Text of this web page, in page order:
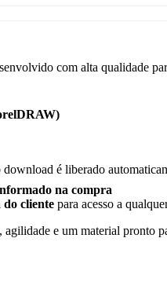
com alta qualidade
é liberado
na compra
do cliente para acesso a
e um material pronto